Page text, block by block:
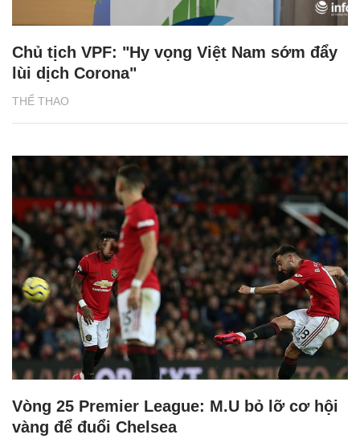
THỂ THAO
Chủ tịch VPF: "Hy vọng Việt Nam sớm đẩy
lùi dịch Corona"
Vòng 25 Premier League: M.U bỏ lỡ cơ hội
vàng để đuổi Chelsea